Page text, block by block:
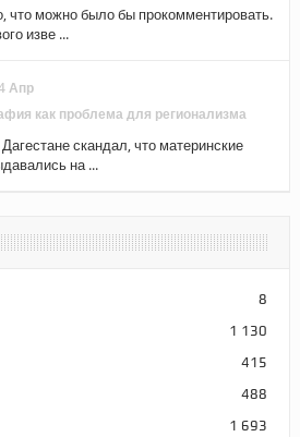
что можно было бы прокомментировать.
изве ...
Апр
как проблема для регионализма
скандал, что материнские
на ...
8
1 130
415
488
1 693